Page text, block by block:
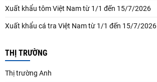
Xuất khẩu tôm Việt Nam từ 1/1 đến 15/7/2026
Xuất khẩu cá tra Việt Nam từ 1/1 đến 15/7/2026
THỊ TRƯỜNG
Thị trường Anh